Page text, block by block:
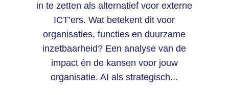
in te zetten als alternatief voor externe
ICT’ers. Wat betekent dit voor
organisaties, functies en duurzame
inzetbaarheid? Een analyse van de
impact én de kansen voor jouw
organisatie. AI als strategisch...